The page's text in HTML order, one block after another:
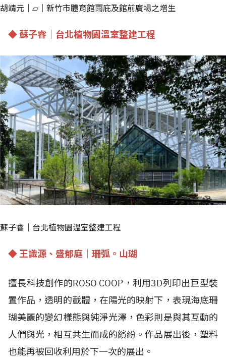
胡靖元｜▱｜新竹市體育館雨庇及館前廣場之增生
◆ 蘇子睿｜台北植物園溫室整建工程
蘇子睿｜台北植物園溫室整建工程
◆ 王識源、盛郁庭｜珊弧。山瑚
擅長科技創作的ROSO COOP，利用3D列印出巨型裝
置作品，透明的載體，在陽光的映射下，表現海底珊
瑚美麗的變幻樣態與純淨光澤，色彩則是與其互動的
人們與光，相互共生而成的繽紛。作品展出後，塑料
也能再被回收利用於下一次的展出。